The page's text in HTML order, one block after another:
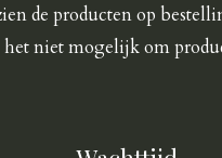
de producten op
het niet mogelijk om